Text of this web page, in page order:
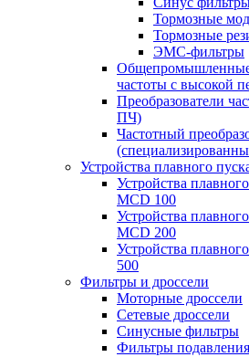
Тормозные
Тормозные
ЭМС-фильтры
Общепромышленные
частоты с высокой
Преобразователи
ПЧ)
Частотный
Устройства плавного
Устройства
MCD 100
Устройства
MCD 200
Устройства
500
Фильтры и дроссели
Моторные дроссели
Сетевые дроссели
Синусные фильтры
Фильтры